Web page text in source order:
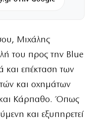
Μιχάλης
του προς την Blue
και επέκταση των
και οχημάτων
Κάρπαθο. Όπως
και εξυπηρετεί